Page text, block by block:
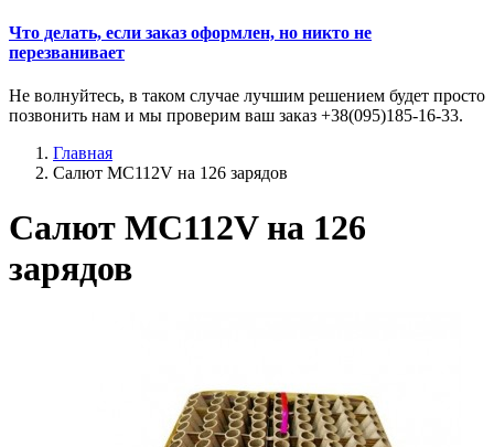
Что делать, если заказ оформлен, но никто не
перезванивает
Не волнуйтесь, в таком случае лучшим решением будет просто
позвонить нам и мы проверим ваш заказ +38(095)185-16-33.
Главная
Салют MC112V на 126 зарядов
Салют MC112V на 126
зарядов